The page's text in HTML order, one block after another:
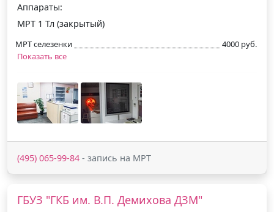
Аппараты:
МРТ 1 Тл (закрытый)
МРТ селезенки
4000 руб.
Показать все
(495) 065-99-84 - запись на МРТ
ГБУЗ "ГКБ им. В.П. Демихова ДЗМ"